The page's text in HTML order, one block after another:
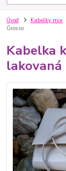
Úvod Kabelky mix
Grosso
Kabelka
lakovaná